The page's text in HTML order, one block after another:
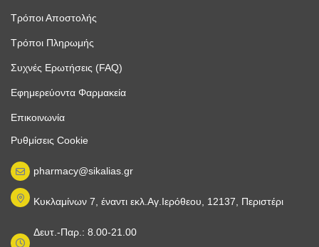
Τρόποι Αποστολής
Τρόποι Πληρωμής
Συχνές Ερωτήσεις (FAQ)
Εφημερεύοντα Φαρμακεία
Επικοινωνία
Ρυθμίσεις Cookie
pharmacy@sikalias.gr
Κυκλαμίνων 7, έναντι εκλ.Αγ.Ιερόθεου, 12137, Περιστέρι
Δευτ.-Παρ.: 8.00-21.00